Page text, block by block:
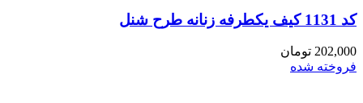
کد 1131 کیف یکطرفه زنانه طرح شنل
202,000 تومان
فروخته شده